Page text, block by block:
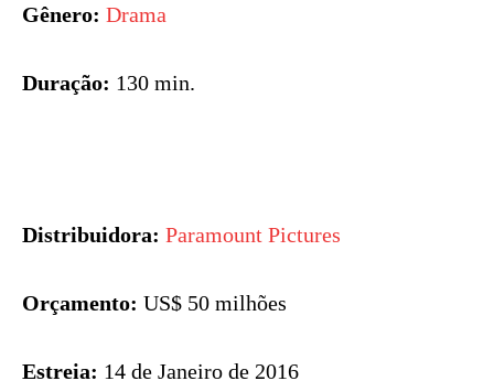
Gênero: Drama
Duração: 130 min.
Distribuidora: Paramount Pictures
Orçamento: US$ 50 milhões
Estreia: 14 de Janeiro de 2016